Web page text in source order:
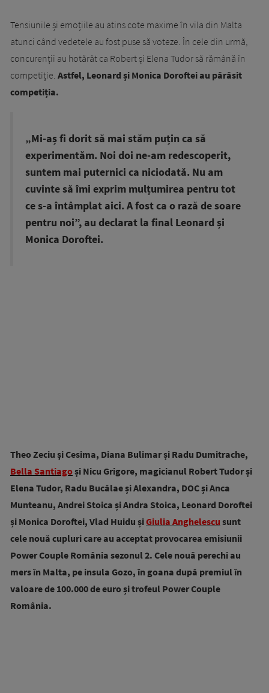
Tensiunile și emoțiile au atins cote maxime în vila din Malta
atunci când vedetele au fost puse să voteze. În cele din urmă,
concurenții au hotărât ca Robert și Elena Tudor să rămână în
competiție. Astfel, Leonard și Monica Doroftei au părăsit
competiția.
„Mi-aș fi dorit să mai stăm puțin ca să
experimentăm. Noi doi ne-am redescoperit,
suntem mai puternici ca niciodată. Nu am
cuvinte să îmi exprim mulțumirea pentru tot
ce s-a întâmplat aici. A fost ca o rază de soare
pentru noi”, au declarat la final Leonard și
Monica Doroftei.
Theo Zeciu şi Cesima, Diana Bulimar și Radu Dumitrache,
Bella Santiagoși Nicu Grigore, magicianul Robert Tudor și
Elena Tudor, Radu Bucălae și Alexandra, DOC și Anca
Munteanu, Andrei Stoica și Andra Stoica, Leonard Doroftei
și Monica Doroftei, Vlad Huidu șiGiulia Anghelescu sunt
cele nouă cupluri care au acceptat provocarea emisiunii
Power Couple România sezonul 2. Cele nouă perechi au
mers în Malta, pe insula Gozo, în goana după premiul în
valoare de 100.000 de euro și trofeul Power Couple
România.